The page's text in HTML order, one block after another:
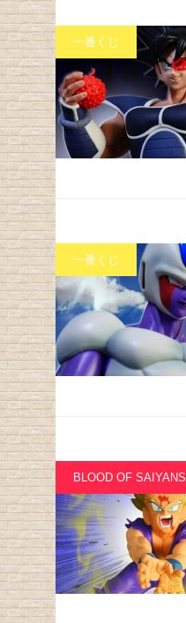
一番くじ
一番くじ
BLOOD OF SAIYANS